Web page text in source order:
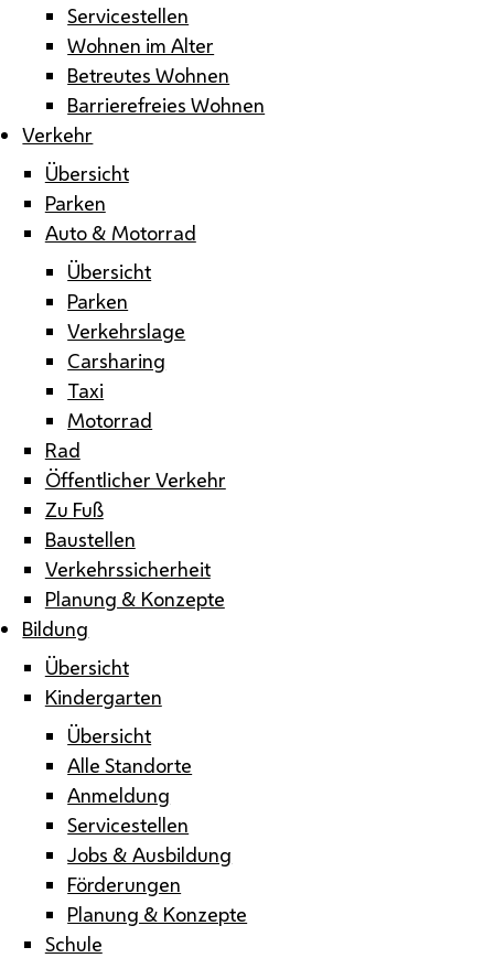
Servicestellen
Wohnen im Alter
Betreutes Wohnen
Barrierefreies Wohnen
Verkehr
Übersicht
Parken
Auto & Motorrad
Übersicht
Parken
Verkehrslage
Carsharing
Taxi
Motorrad
Rad
Öffentlicher Verkehr
Zu Fuß
Baustellen
Verkehrssicherheit
Planung & Konzepte
Bildung
Übersicht
Kindergarten
Übersicht
Alle Standorte
Anmeldung
Servicestellen
Jobs & Ausbildung
Förderungen
Planung & Konzepte
Schule